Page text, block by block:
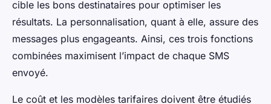
cible les bons destinataires pour optimiser les
résultats. La personnalisation, quant à elle, assure des
messages plus engageants. Ainsi, ces trois fonctions
combinées maximisent l’impact de chaque SMS
envoyé.
Le coût et les modèles tarifaires doivent être étudiés